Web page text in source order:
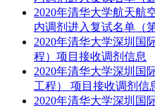
2020年清华大学航天航
内调剂进入复试名单（
2020年清华大学深圳国
程）项目接收调剂信息
2020年清华大学深圳国
工程） 项目接收调剂信
2020年清华大学深圳国